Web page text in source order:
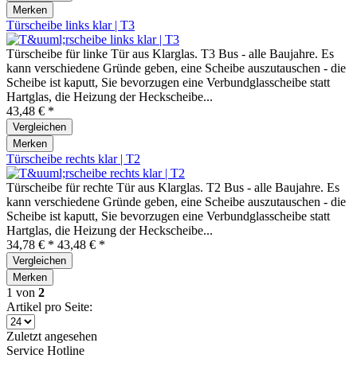
Merken
Türscheibe links klar | T3
Türscheibe für linke Tür aus Klarglas. T3 Bus - alle Baujahre. Es
kann verschiedene Gründe geben, eine Scheibe auszutauschen - die
Scheibe ist kaputt, Sie bevorzugen eine Verbundglasscheibe statt
Hartglas, die Heizung der Heckscheibe...
43,48 € *
Vergleichen
Merken
Türscheibe rechts klar | T2
Türscheibe für rechte Tür aus Klarglas. T2 Bus - alle Baujahre. Es
kann verschiedene Gründe geben, eine Scheibe auszutauschen - die
Scheibe ist kaputt, Sie bevorzugen eine Verbundglasscheibe statt
Hartglas, die Heizung der Heckscheibe...
34,78 € * 43,48 € *
Vergleichen
Merken
1 von 2
Artikel pro Seite:
Zuletzt angesehen
Service Hotline